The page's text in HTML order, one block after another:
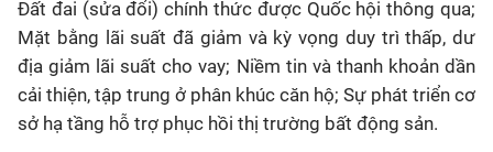
Đất đai (sửa đổi) chính thức được Quốc hội thông qua;
Mặt bằng lãi suất đã giảm và kỳ vọng duy trì thấp, dư
địa giảm lãi suất cho vay; Niềm tin và thanh khoản dần
cải thiện, tập trung ở phân khúc căn hộ; Sự phát triển cơ
sở hạ tầng hỗ trợ phục hồi thị trường bất động sản.